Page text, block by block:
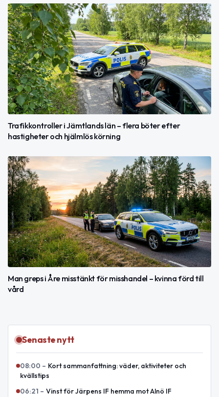
Trafikkontroller i Jämtlands län – flera böter efter
hastigheter och hjälmlös körning
Man greps i Åre misstänkt för misshandel – kvinna förd till
vård
Senaste nytt
08:00 – Kort sammanfattning: väder, aktiviteter och
kvällstips
06:21 – Vinst för Järpens IF hemma mot Alnö IF